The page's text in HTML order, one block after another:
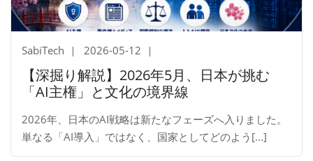
SabiTech 2026-05-12
【深掘り解説】2026年5月、日本が挑む
「AI主権」と文化の境界線
2026年、日本のAI戦略は新たなフェーズへ入りました。
単なる「AI導入」ではなく、国家としてどのよう[...]